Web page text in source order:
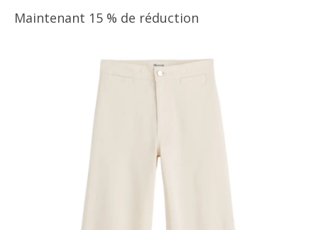
Maintenant 15 % de réduction